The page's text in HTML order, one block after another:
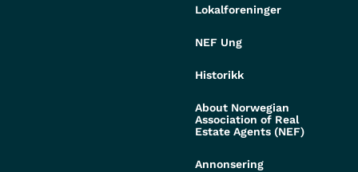
Lokalforeninger
NEF Ung
Historikk
About Norwegian
Association of Real
Estate Agents (NEF)
Annonsering